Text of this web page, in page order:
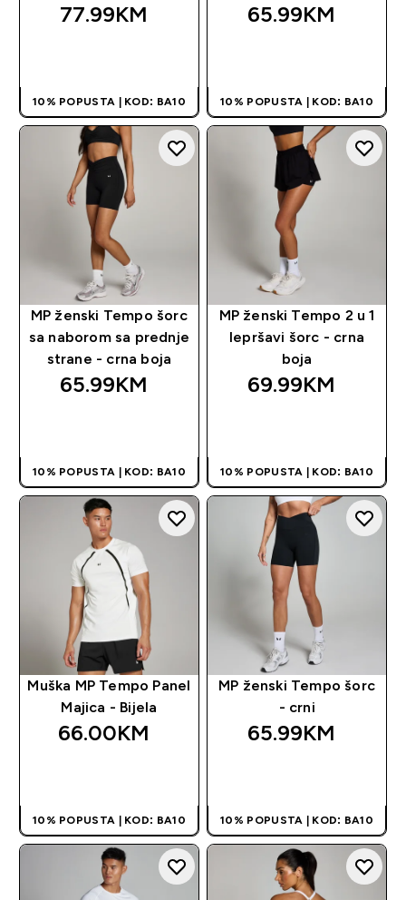
77.99KM‎
10% POPUSTA | KOD: BA10
65.99KM‎
10% POPUSTA | KOD: BA10
MP ženski Tempo šorc
sa naborom sa prednje
strane - crna boja
65.99KM‎
10% POPUSTA | KOD: BA10
MP ženski Tempo 2 u 1
lepršavi šorc - crna
boja
69.99KM‎
10% POPUSTA | KOD: BA10
Muška MP Tempo Panel
Majica - Bijela
66.00KM‎
10% POPUSTA | KOD: BA10
MP ženski Tempo šorc
- crni
65.99KM‎
10% POPUSTA | KOD: BA10